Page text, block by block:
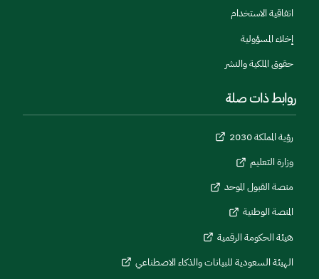
اتفاقية الاستخدام
إخلاء المسؤولية
حقوق الملكية والنشر
روابط ذات صلة
رؤية المملكة 2030
وزارة التعليم
منصة القبول الموحد
المنصة الوطنية
هيئة الحكومة الرقمية
الهيئة السعودية للبيانات والذكاء الاصطناعي